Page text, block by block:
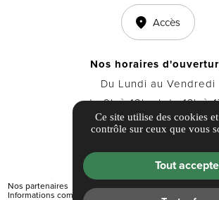
Accès
Nos horaires
Du Lundi au Vendredi
de 9h à 12h et de 13h à
Nos partenaires
Informations complémentaires
Ce site utilise des cookies
contrôle sur ceux que vous
Tout